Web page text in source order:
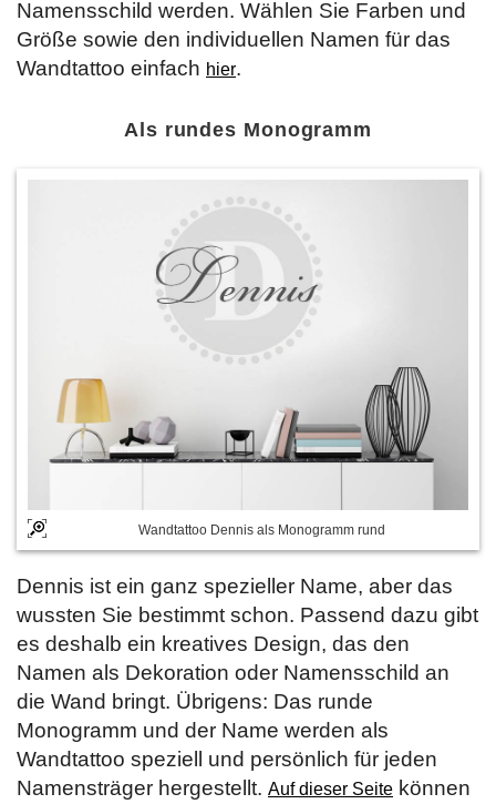
Namensschild werden. Wählen Sie Farben und
Größe sowie den individuellen Namen für das
Wandtattoo einfach hier.
Als rundes Monogramm
Wandtattoo Dennis als Monogramm rund
Dennis ist ein ganz spezieller Name, aber das
wussten Sie bestimmt schon. Passend dazu gibt
es deshalb ein kreatives Design, das den
Namen als Dekoration oder Namensschild an
die Wand bringt. Übrigens: Das runde
Monogramm und der Name werden als
Wandtattoo speziell und persönlich für jeden
Namensträger hergestellt. Auf dieser Seite können